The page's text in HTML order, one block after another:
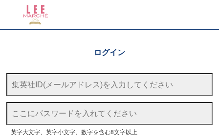
ログイン
英字大文字、英字小文字、数字を含む8文字以上